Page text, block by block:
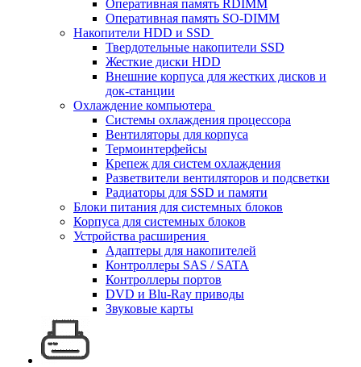
Оперативная память RDIMM
Оперативная память SO-DIMM
Накопители HDD и SSD
Твердотельные накопители SSD
Жесткие диски HDD
Внешние корпуса для жестких дисков и
док-станции
Охлаждение компьютера
Системы охлаждения процессора
Вентиляторы для корпуса
Термоинтерфейсы
Крепеж для систем охлаждения
Разветвители вентиляторов и подсветки
Радиаторы для SSD и памяти
Блоки питания для системных блоков
Корпуса для системных блоков
Устройства расширения
Адаптеры для накопителей
Контроллеры SAS / SATA
Контроллеры портов
DVD и Blu-Ray приводы
Звуковые карты